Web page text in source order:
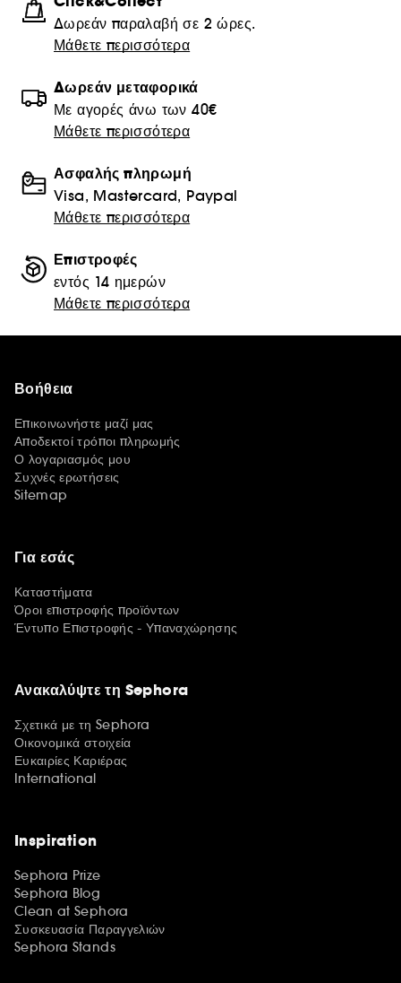
Δωρεάν παραλαβή σε 2 ώρες.
Μάθετε περισσότερα
Δωρεάν μεταφορικά
Με αγορές άνω των 40€
Μάθετε περισσότερα
Ασφαλής πληρωμή
Visa, Mastercard, Paypal
Μάθετε περισσότερα
Επιστροφές
εντός 14 ημερών
Μάθετε περισσότερα
Βοήθεια
Επικοινωνήστε μαζί μας
Αποδεκτοί τρόποι πληρωμής
Ο λογαριασμός μου
Συχνές ερωτήσεις
Sitemap
Για εσάς
Καταστήματα
Όροι επιστροφής προϊόντων
Έντυπο Επιστροφής - Υπαναχώρησης
Ανακαλύψτε τη Sephora
Σχετικά με τη Sephora
Οικονομικά στοιχεία
Ευκαιρίες Καριέρας
International
Inspiration
Sephora Prize
Sephora Blog
Clean at Sephora
Συσκευασία Παραγγελιών
Sephora Stands